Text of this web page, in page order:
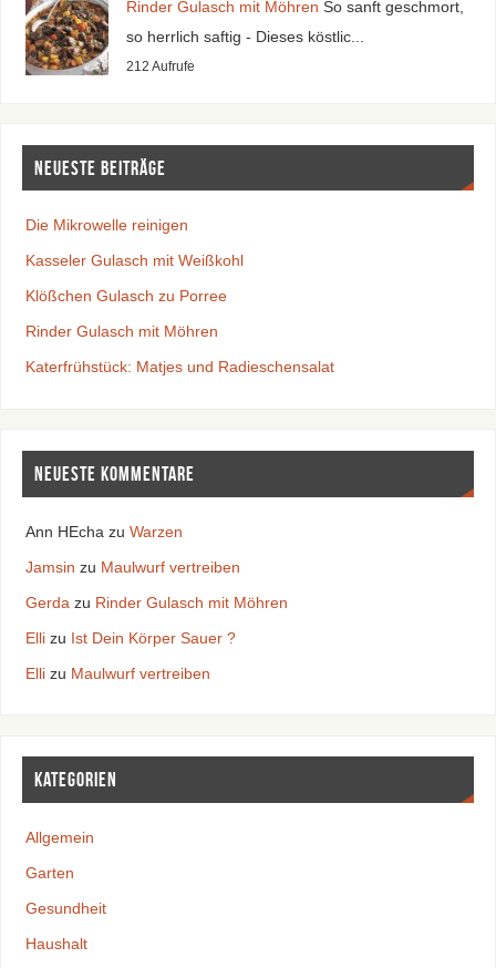
Rinder Gulasch mit Möhren So sanft geschmort,
so herrlich saftig - Dieses köstlic...
212 Aufrufe
Neueste Beiträge
Die Mikrowelle reinigen
Kasseler Gulasch mit Weißkohl
Klößchen Gulasch zu Porree
Rinder Gulasch mit Möhren
Katerfrühstück: Matjes und Radieschensalat
Neueste Kommentare
Ann HEcha zu Warzen
Jamsin zu Maulwurf vertreiben
Gerda zu Rinder Gulasch mit Möhren
Ellizu Ist Dein Körper Sauer ?
Ellizu Maulwurf vertreiben
Kategorien
Allgemein
Garten
Gesundheit
Haushalt